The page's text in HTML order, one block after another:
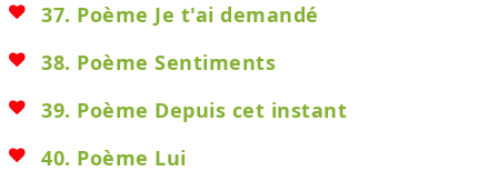
37. Poème Je t'ai demandé
38. Poème Sentiments
39. Poème Depuis cet instant
40. Poème Lui